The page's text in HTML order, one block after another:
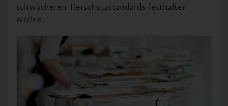
schwächeren Tierschutzstandards festhalten
wollen.